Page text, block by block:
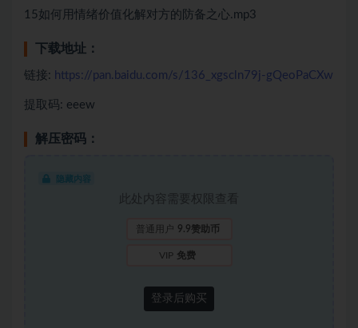
15如何用情绪价值化解对方的防备之心.mp3
下载地址：
链接: https://pan.baidu.com/s/136_xgscln79j-gQeoPaCXw
提取码: eeew
解压密码：
隐藏内容
此处内容需要权限查看
普通用户 9.9赞助币
VIP 免费
登录后购买